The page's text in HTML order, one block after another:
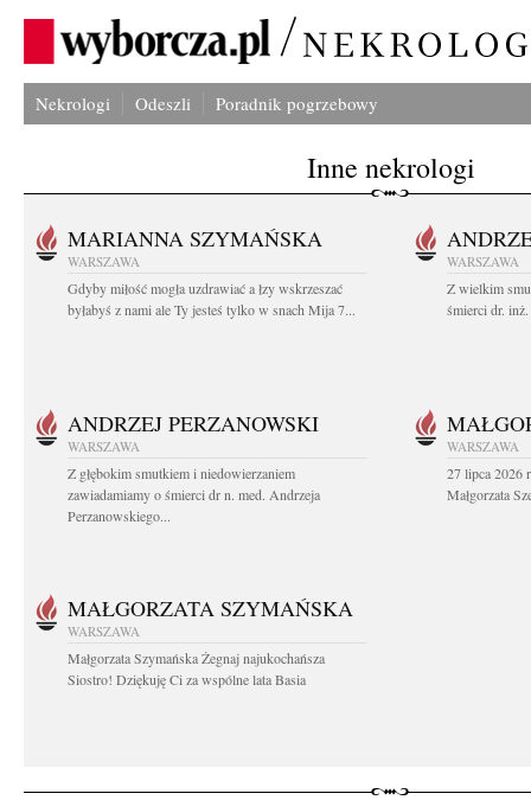
Nekrologi Odeszli Poradnik pogrzebowy
Inne nekrologi
MARIANNA SZYMAŃSKA
WARSZAWA
Gdyby miłość mogła uzdrawiać a łzy wskrzeszać
byłabyś z nami ale Ty jesteś tylko w snach Mija 7...
WARSZAWA
Z wielkim
śmierci dr.
ANDRZEJ PERZANOWSKI
WARSZAWA
Z głębokim smutkiem i niedowierzaniem
zawiadamiamy o śmierci dr n. med. Andrzeja
Perzanowskiego...
WARSZAWA
27 lipca 2026
Małgorzata
MAŁGORZATA SZYMAŃSKA
WARSZAWA
Małgorzata Szymańska Żegnaj najukochańsza
Siostro! Dziękuję Ci za wspólne lata Basia